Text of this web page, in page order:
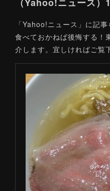
「Yahoo!ニュース」に記
食べておかねば後悔する！
介します。宜しければご覧